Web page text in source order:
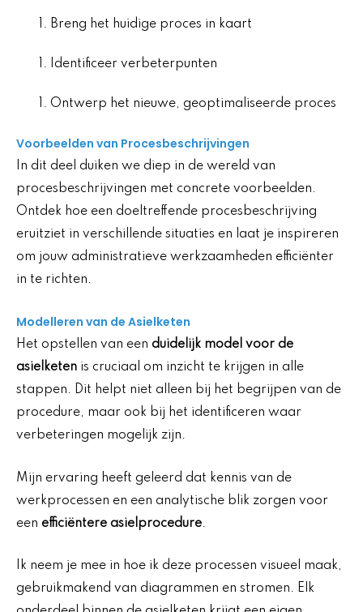
Breng het huidige proces in kaart
Identificeer verbeterpunten
Ontwerp het nieuwe, geoptimaliseerde proces
Voorbeelden van Procesbeschrijvingen
In dit deel duiken we diep in de wereld van
procesbeschrijvingen met concrete voorbeelden.
Ontdek hoe een doeltreffende procesbeschrijving
eruitziet in verschillende situaties en laat je inspireren
om jouw administratieve werkzaamheden efficiënter
in te richten.
Modelleren van de Asielketen
Het opstellen van een duidelijk model voor de
asielketen is cruciaal om inzicht te krijgen in alle
stappen. Dit helpt niet alleen bij het begrijpen van de
procedure, maar ook bij het identificeren waar
verbeteringen mogelijk zijn.
Mijn ervaring heeft geleerd dat kennis van de
werkprocessen en een analytische blik zorgen voor
een efficiëntere asielprocedure.
Ik neem je mee in hoe ik deze processen visueel maak,
gebruikmakend van diagrammen en stromen. Elk